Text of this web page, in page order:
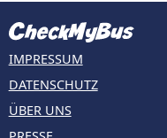
IMPRESSUM
DATENSCHUTZ
ÜBER UNS